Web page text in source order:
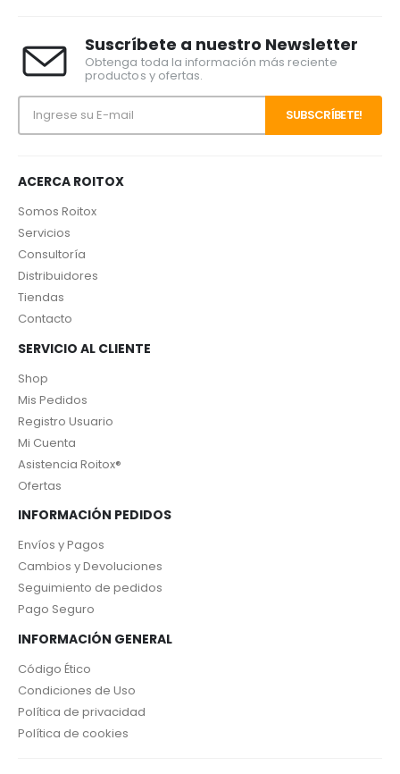
Suscríbete a nuestro Newsletter
Obtenga toda la información más reciente
productos y ofertas.
ACERCA ROITOX
Somos Roitox
Servicios
Consultoría
Distribuidores
Tiendas
Contacto
SERVICIO AL CLIENTE
Shop
Mis Pedidos
Registro Usuario
Mi Cuenta
Asistencia Roitox®
Ofertas
INFORMACIÓN PEDIDOS
Envíos y Pagos
Cambios y Devoluciones
Seguimiento de pedidos
Pago Seguro
INFORMACIÓN GENERAL
Código Ético
Condiciones de Uso
Política de privacidad
Política de cookies